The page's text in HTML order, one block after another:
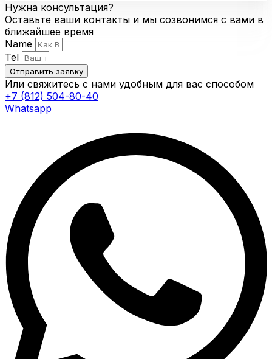
Нужна консультация?
Оставьте ваши контакты и мы созвонимся с вами в
ближайшее время
Name
Tel
Отправить заявку
Или свяжитесь с нами удобным для вас способом
+7 (812) 504-80-40
Whatsapp